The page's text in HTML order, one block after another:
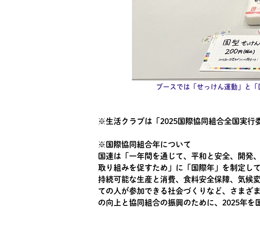
ブースでは「せっけん運動」と
※生活クラブは「2025国際協同組合全国実行
※国際協同組合年について
国連は「一年間を通じて、平和と安全、開発
取り組みを促すため」に「国際年」を制定して
持続可能な生産と消費、食料安全保障、気候
ての人が参加できる社会づくりなど、さまざ
の向上と協同組合の振興のために、2025年を